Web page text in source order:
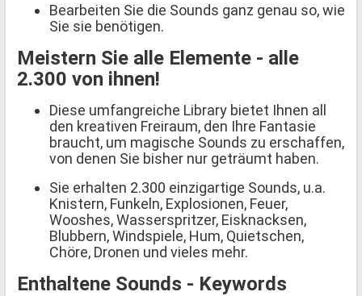
Bearbeiten Sie die Sounds ganz genau so, wie
Sie sie benötigen.
Meistern Sie alle Elemente - alle
2.300 von ihnen!
Diese umfangreiche Library bietet Ihnen all
den kreativen Freiraum, den Ihre Fantasie
braucht, um magische Sounds zu erschaffen,
von denen Sie bisher nur geträumt haben.
Sie erhalten 2.300 einzigartige Sounds, u.a.
Knistern, Funkeln, Explosionen, Feuer,
Wooshes, Wasserspritzer, Eisknacksen,
Blubbern, Windspiele, Hum, Quietschen,
Chöre, Dronen und vieles mehr.
Enthaltene Sounds - Keywords